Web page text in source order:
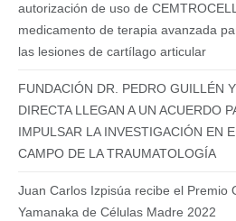
autorización de uso de
medicamento de terapia avanzada
las lesiones de cartílago articular
FUNDACIÓN DR. PEDRO GUILLÉN
DIRECTA LLEGAN A UN ACUERDO
IMPULSAR LA INVESTIGACIÓN EN
CAMPO DE LA TRAUMATOLOGÍA
Juan Carlos Izpisúa recibe el Premio
Yamanaka de Células Madre 2022